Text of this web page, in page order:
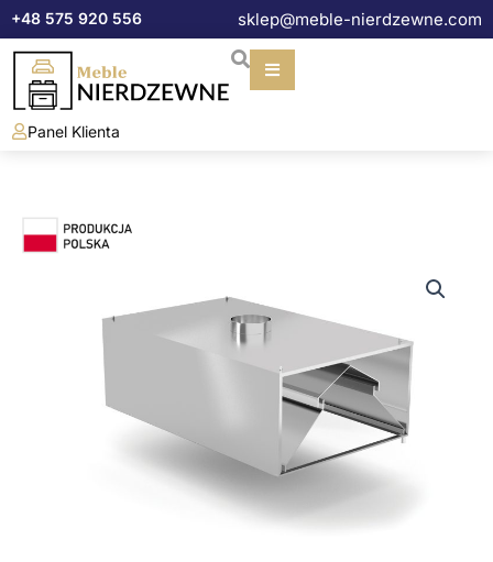
do+48 575 920 556 sklep@meble-nierdzewne.com
Panel Klienta